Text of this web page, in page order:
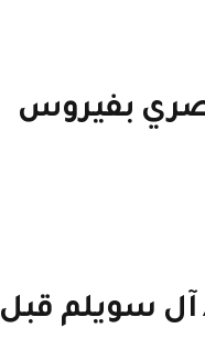
بفيروس
آل سويلم قبل